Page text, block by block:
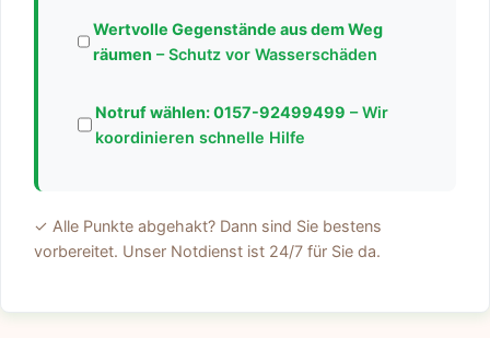
Wertvolle Gegenstände aus dem Weg
räumen – Schutz vor Wasserschäden
Notruf wählen:0157-92499499 – Wir
koordinieren schnelle Hilfe
✓ Alle Punkte abgehakt? Dann sind Sie bestens
vorbereitet. Unser Notdienst ist 24/7 für Sie da.